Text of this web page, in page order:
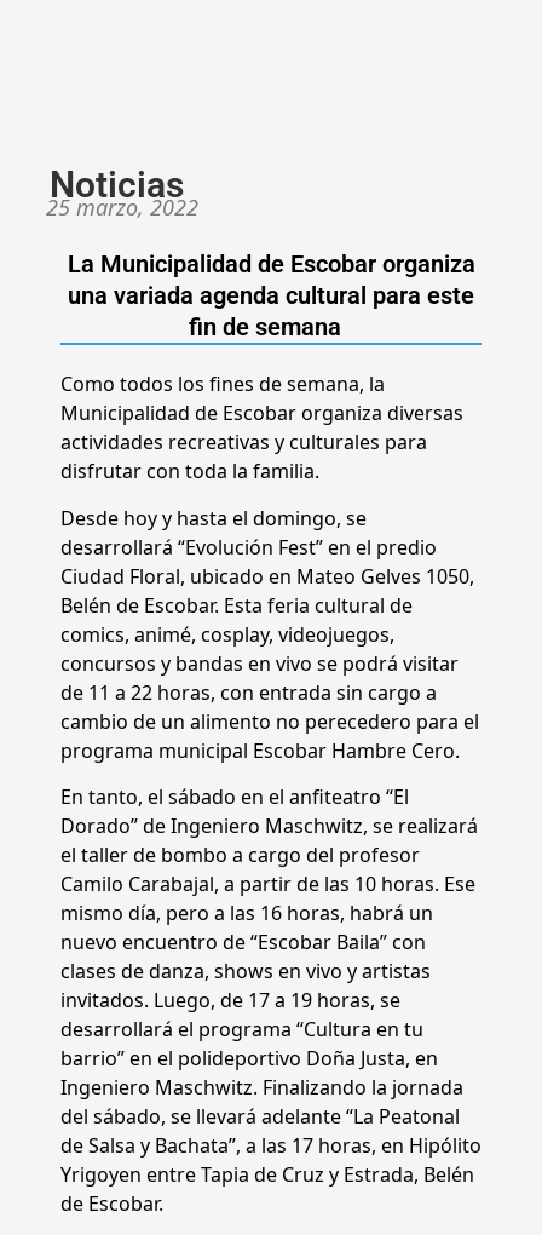
Noticias
25 marzo, 2022
La Municipalidad de Escobar organiza
una variada agenda cultural para este
fin de semana
Como todos los fines de semana, la
Municipalidad de Escobar organiza diversas
actividades recreativas y culturales para
disfrutar con toda la familia.
Desde hoy y hasta el domingo, se
desarrollará “Evolución Fest” en el predio
Ciudad Floral, ubicado en Mateo Gelves 1050,
Belén de Escobar. Esta feria cultural de
comics, animé, cosplay, videojuegos,
concursos y bandas en vivo se podrá visitar
de 11 a 22 horas, con entrada sin cargo a
cambio de un alimento no perecedero para el
programa municipal Escobar Hambre Cero.
En tanto, el sábado en el anfiteatro “El
Dorado” de Ingeniero Maschwitz, se realizará
el taller de bombo a cargo del profesor
Camilo Carabajal, a partir de las 10 horas. Ese
mismo día, pero a las 16 horas, habrá un
nuevo encuentro de “Escobar Baila” con
clases de danza, shows en vivo y artistas
invitados. Luego, de 17 a 19 horas, se
desarrollará el programa “Cultura en tu
barrio” en el polideportivo Doña Justa, en
Ingeniero Maschwitz. Finalizando la jornada
del sábado, se llevará adelante “La Peatonal
de Salsa y Bachata”, a las 17 horas, en Hipólito
Yrigoyen entre Tapia de Cruz y Estrada, Belén
de Escobar.